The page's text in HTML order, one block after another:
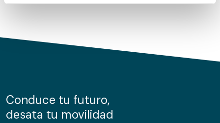
de cookies.
información sobre el uso que haga del sitio web con
nuestros partners de redes sociales, publicidad y análisis
Conduce tu futuro,
desata tu movilidad